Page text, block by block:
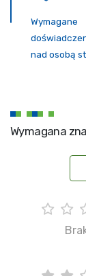
Wymagane
nad osobą
Wymagana